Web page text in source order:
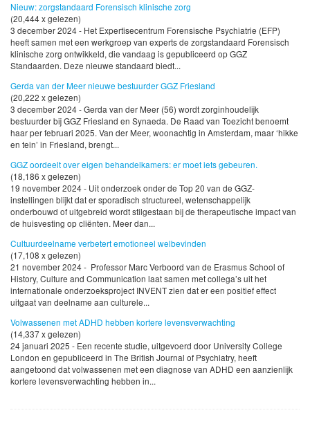
Nieuw: zorgstandaard Forensisch klinische zorg
(20,444 x gelezen)
3 december 2024 - Het Expertisecentrum Forensische Psychiatrie (EFP)
heeft samen met een werkgroep van experts de zorgstandaard Forensisch
klinische zorg ontwikkeld, die vandaag is gepubliceerd op GGZ
Standaarden. Deze nieuwe standaard biedt...
Gerda van der Meer nieuwe bestuurder GGZ Friesland
(20,222 x gelezen)
3 december 2024 - Gerda van der Meer (56) wordt zorginhoudelijk
bestuurder bij GGZ Friesland en Synaeda. De Raad van Toezicht benoemt
haar per februari 2025. Van der Meer, woonachtig in Amsterdam, maar ‘hikke
en tein’ in Friesland, brengt...
GGZ oordeelt over eigen behandelkamers: er moet iets gebeuren.
(18,186 x gelezen)
19 november 2024 - Uit onderzoek onder de Top 20 van de GGZ-
instellingen blijkt dat er sporadisch structureel, wetenschappelijk
onderbouwd of uitgebreid wordt stilgestaan bij de therapeutische impact van
de huisvesting op cliënten. Meer dan...
Cultuurdeelname verbetert emotioneel welbevinden
(17,108 x gelezen)
21 november 2024 - Professor Marc Verboord van de Erasmus School of
History, Culture and Communication laat samen met collega’s uit het
internationale onderzoeksproject INVENT zien dat er een positief effect
uitgaat van deelname aan culturele...
Volwassenen met ADHD hebben kortere levensverwachting
(14,337 x gelezen)
24 januari 2025 - Een recente studie, uitgevoerd door University College
London en gepubliceerd in The British Journal of Psychiatry, heeft
aangetoond dat volwassenen met een diagnose van ADHD een aanzienlijk
kortere levensverwachting hebben in...